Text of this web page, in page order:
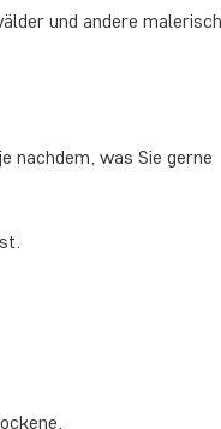
und andere
nachdem, was Sie gerne